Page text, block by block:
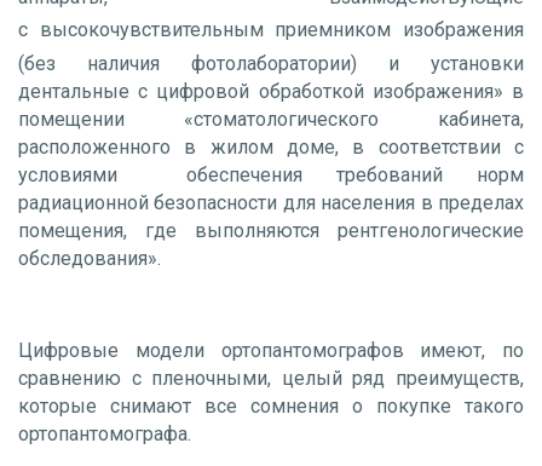
с высокочувствительным приемником изображения
(без наличия фотолаборатории) и установки
дентальные с цифровой обработкой изображения» в
помещении «стоматологического кабинета,
расположенного в жилом доме, в соответствии с
условиями обеспечения требований норм
радиационной безопасности для населения в пределах
помещения, где выполняются рентгенологические
обследования».
Цифровые модели ортопантомографов имеют, по
сравнению с пленочными, целый ряд преимуществ,
которые снимают все сомнения о покупке такого
ортопантомографа.